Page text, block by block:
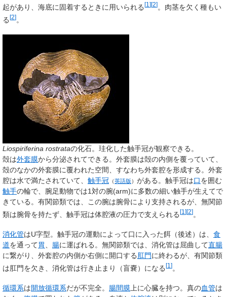
起があり、海底に固着するときに用いられる[1 ][2]。肉茎を欠く種もい
る[2]。
Liospiriferina rostrataの化石。珪化した触手冠が観察できる。
殻は外套膜から分泌されてできる。外套膜は殻の内側を覆っていて、
殻のなかの外套膜に覆われた空間、すなわち外套腔を形成する。外套
腔は水で満たされていて、 触手冠 （英語版 ） がある。触手冠は口を囲む
触手の輪で、腕足動物では1対の腕(arm)に多数の細い触手が生えてで
きている。有関節類では、この腕は腕骨により支持されるが、無関節
類は腕骨を持たず、触手冠は体腔液の圧力で支えられる[1 ][2]。
消化管はU字型。触手冠の運動によって口に入った餌（後述）は、 食
道を通って胃 腸に運ばれる。無関節類では、消化管は屈曲して直腸
に繋がり、外套腔の内側か右側に開口する肛門に終わるが、有関節類
は肛門を欠き、消化管は行き止まり（盲嚢）になる [1 ] 。
循環系は開放循環系だが不完全。 腸間膜上に心臓を持つ。真の血管は